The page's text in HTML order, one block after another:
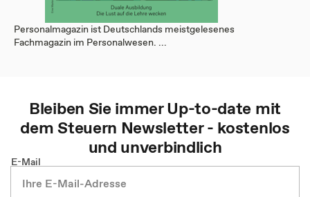
Personalmagazin ist Deutschlands meistgelesenes
Fachmagazin im Personalwesen. ...
Bleiben Sie immer Up-to-date mit
demSteuern Newsletter - kostenlos
und unverbindlich
E-Mail